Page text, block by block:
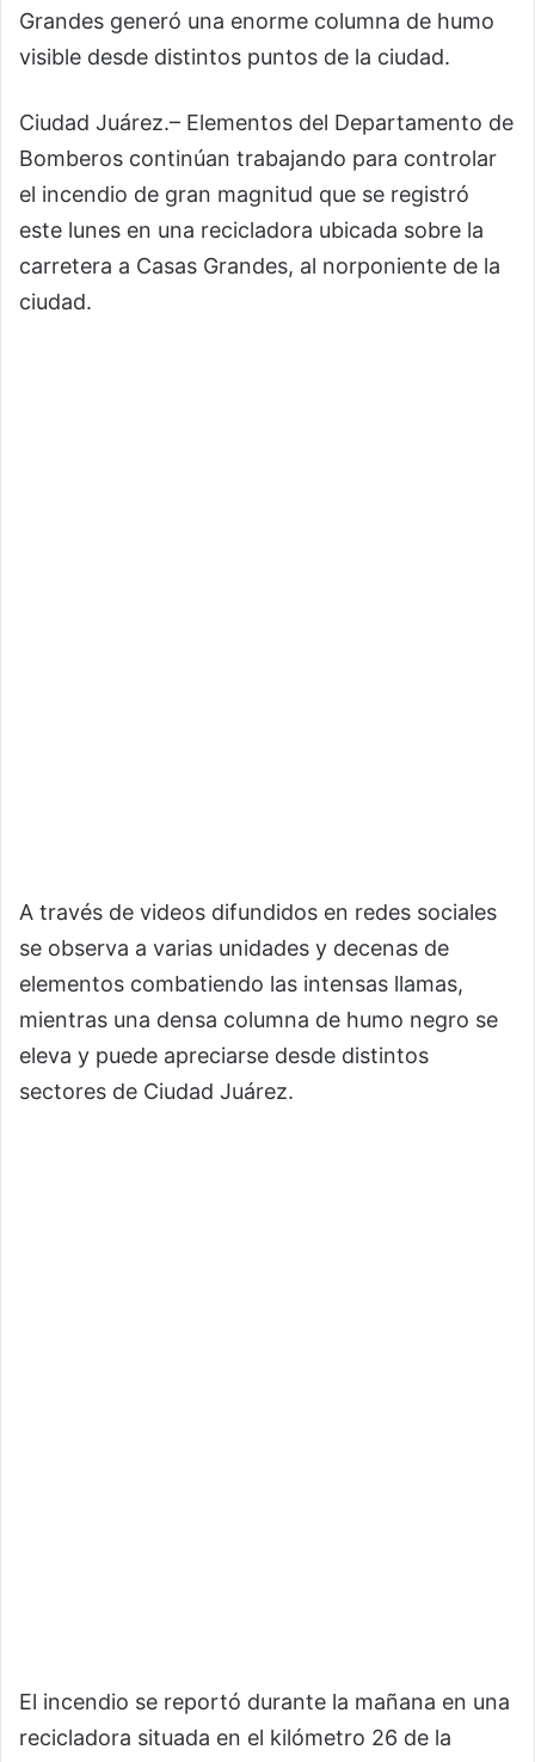
Grandes generó una enorme columna de humo
visible desde distintos puntos de la ciudad.
Ciudad Juárez.– Elementos del Departamento de
Bomberos continúan trabajando para controlar
el incendio de gran magnitud que se registró
este lunes en una recicladora ubicada sobre la
carretera a Casas Grandes, al norponiente de la
ciudad.
A través de videos difundidos en redes sociales
se observa a varias unidades y decenas de
elementos combatiendo las intensas llamas,
mientras una densa columna de humo negro se
eleva y puede apreciarse desde distintos
sectores de Ciudad Juárez.
El incendio se reportó durante la mañana en una
recicladora situada en el kilómetro 26 de la